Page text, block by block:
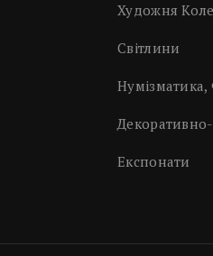
Художня
Світлини
Нумізматика,
Експонати